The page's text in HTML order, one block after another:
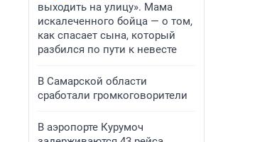
выходить на улицу». Мама
искалеченного бойца — о том,
как спасает сына, который
разбился по пути к невесте
В Самарской области
сработали громкоговорители
В аэропорте Курумоч